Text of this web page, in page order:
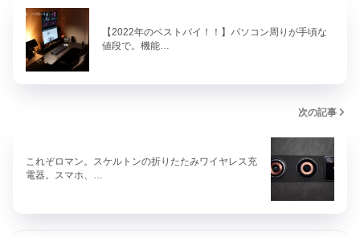
【2022年のベストバイ！！】パソコン周りが手頃な
値段で。機能…
次の記事
これぞロマン。スケルトンの折りたたみワイヤレス充
電器。スマホ、…